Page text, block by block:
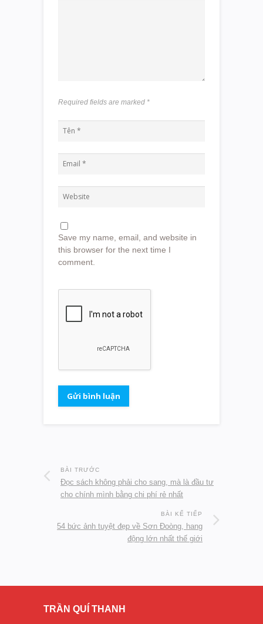
Required fields are marked *
Save my name, email, and website in
this browser for the next time I
comment.
BÀI TRƯỚC
Đọc sách không phải cho sang, mà là đầu tư
cho chính mình bằng chi phí rẻ nhất
BÀI KẾ TIẾP
54 bức ảnh tuyệt đẹp về Sơn Đoòng, hang
động lớn nhất thế giới
TRẦN QUÍ THANH